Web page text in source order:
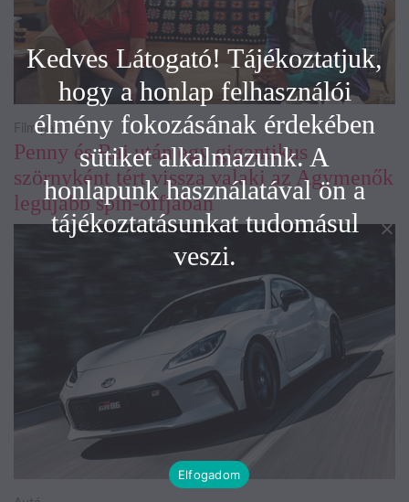
Penny és Raj után egy gigantikus
szörnyként tért vissza valaki az Agymenők
legújabb spin-offjában
Filmipar
Kedves Látogató! Tájékoztatjuk,
hogy a honlap felhasználói
élmény fokozásának érdekében
sütiket alkalmazunk. A
honlapunk használatával ön a
tájékoztatásunkat tudomásul
veszi.
Elfogadom